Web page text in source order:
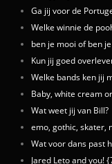
Ga jij voor de
Welke winnie de
ben je mooi of ben
Kun jij goed
Welke bands ken jij
Baby, white cream
Wat weet jij van Bill?
emo, gothic, skater,
Wat voor dans past
Jared Leto and you!